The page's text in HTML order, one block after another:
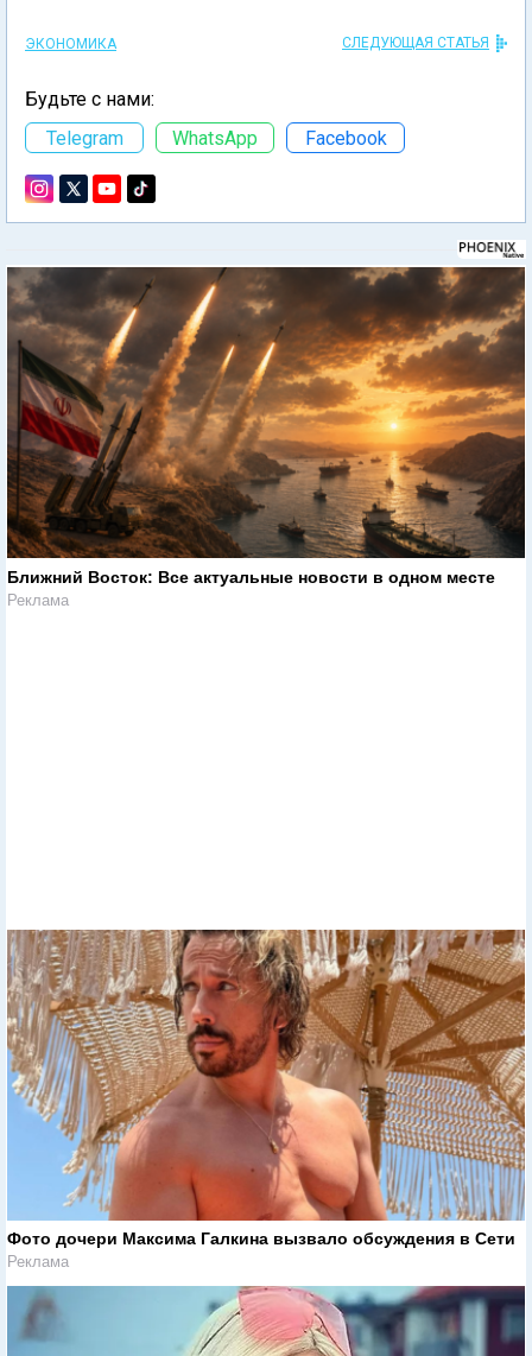
ЭКОНОМИКА СЛЕДУЮЩАЯ СТАТЬЯ
Будьте с нами:
Telegram
WhatsApp Facebook
Ближний Восток: Все актуальные новости в одном месте
Реклама
Фото дочери Максима Галкина вызвало обсуждения в Сети
Реклама